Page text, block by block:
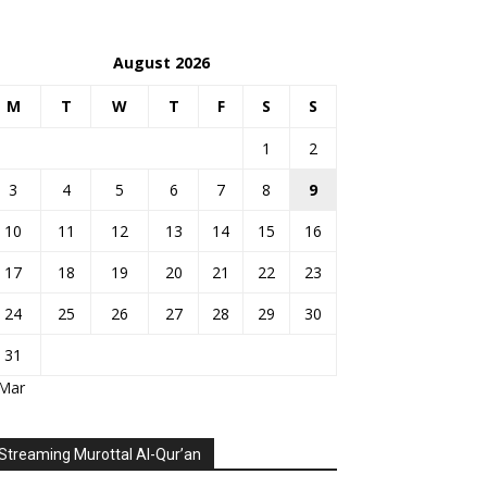
August 2026
M T W T F S S
1
2
3
4 5 6 7 8
9
10
11 12 13 14 15
16
17
18 19 20 21 22
23
24
25 26 27 28 29
30
31
Murottal Al-Qur’an